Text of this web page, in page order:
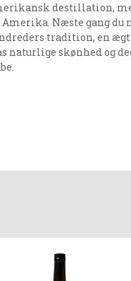
destillation,
Næste gang du
tradition, en
naturlige skønhed og